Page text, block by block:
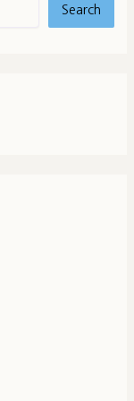
Search